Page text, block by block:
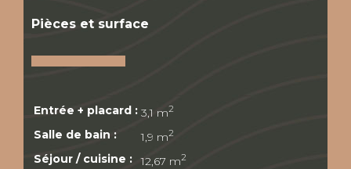
Pièces et surface
Entrée + placard : 3,1 m2
Salle de bain : 1,9 m2
Séjour / cuisine : 12,67 m2